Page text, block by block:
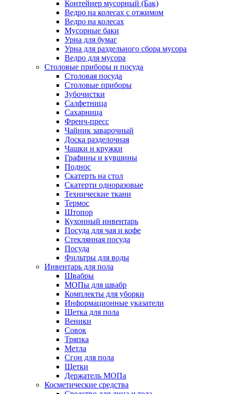
Контейнер мусорный (Бак)
Ведро на колесах с отжимом
Ведро на колесах
Мусорные баки
Урна для бумаг
Урна для раздельного сбора мусора
Ведро для мусора
Столовые приборы и посуда
Столовая посуда
Столовые приборы
Зубочистки
Салфетница
Сахарница
Френч-пресс
Чайник заварочный
Доска разделочная
Чашки и кружки
Графины и кувшины
Поднос
Скатерть на стол
Скатерти одноразовые
Технические ткани
Термос
Штопор
Кухонный инвентарь
Посуда для чая и кофе
Стеклянная посуда
Посуда
Фильтры для воды
Инвентарь для пола
Швабры
МОПы для швабр
Комплекты для уборки
Информационные указатели
Щетка для пола
Веники
Совок
Тряпка
Метла
Сгон для пола
Щетки
Держатель МОПа
Косметические средства